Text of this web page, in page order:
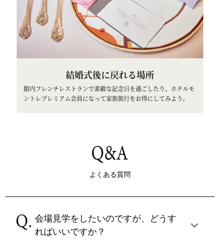
結婚式後に戻れる場所
館内フレンチレストランで素敵な記念日を過ごしたり、ホテルモ
ントレプレミアム会員になって家族旅行をお得にしてみよう。
よくある質問
会場見学をしたいのですが、どうす
ればいいですか？